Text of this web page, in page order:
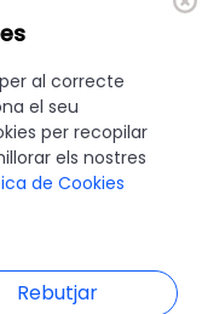
- Tots els drets
privacitat
|
al correcte
el seu
per recopilar
els nostres
de Cookies
Rebutjar